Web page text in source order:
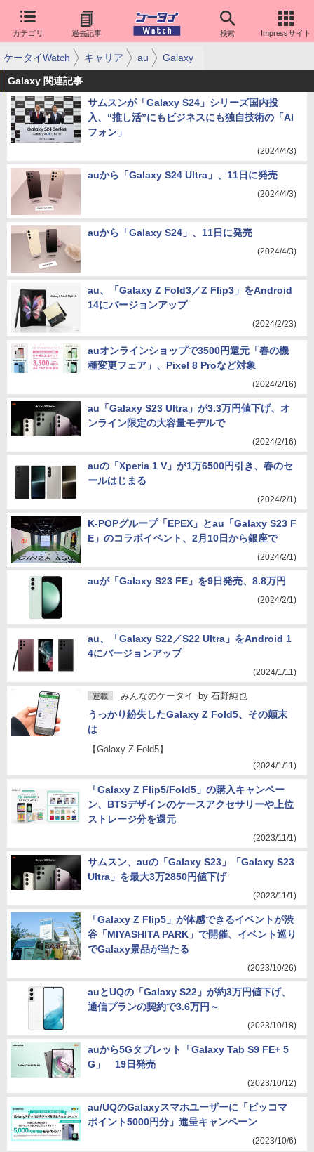
カテゴリ 過去記事 検索 Impressサイト
ケータイWatch キャリア au Galaxy
Galaxy 関連記事
サムスンが「Galaxy S24」シリーズ国内投
入、“推し活”にもビジネスにも独自技術の「AI
フォン」
(2024/4/3)
auから「Galaxy S24 Ultra」、11日に発売
(2024/4/3)
auから「Galaxy S24」、11日に発売
(2024/4/3)
au、「Galaxy Z Fold3／Z Flip3」をAndroid
14にバージョンアップ
(2024/2/23)
auオンラインショップで3500円還元「春の機
種変更フェア」、Pixel 8 Proなど対象
(2024/2/16)
au「Galaxy S23 Ultra」が3.3万円値下げ、オ
ンライン限定の大容量モデルで
(2024/2/16)
auの「Xperia 1 V」が1万6500円引き、春のセ
ールはじまる
(2024/2/1)
K-POPグループ「EPEX」とau「Galaxy S23 F
E」のコラボイベント、2月10日から銀座で
(2024/2/1)
auが「Galaxy S23 FE」を9日発売、8.8万円
(2024/2/1)
au、「Galaxy S22／S22 Ultra」をAndroid 1
4にバージョンアップ
(2024/1/11)
連載 みんなのケータイ by 石野純也
うっかり紛失したGalaxy Z Fold5、その顛末
は
【Galaxy Z Fold5】
(2024/1/11)
「Galaxy Z Flip5/Fold5」の購入キャンペー
ン、BTSデザインのケースアクセサリーや上位
ストレージ分を還元
(2023/11/1)
サムスン、auの「Galaxy S23」「Galaxy S23
Ultra」を最大3万2850円値下げ
(2023/11/1)
「Galaxy Z Flip5」が体感できるイベントが渋
谷「MIYASHITA PARK」で開催、イベント巡り
でGalaxy景品が当たる
(2023/10/26)
auとUQの「Galaxy S22」が約3万円値下げ、
通信プランの契約で3.6万円～
(2023/10/18)
auから5Gタブレット「Galaxy Tab S9 FE+ 5
G」 19日発売
(2023/10/12)
au/UQのGalaxyスマホユーザーに「ピッコマ
ポイント5000円分」進呈キャンペーン
(2023/10/6)